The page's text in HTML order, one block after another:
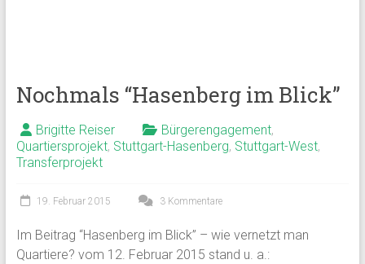
Nochmals “Hasenberg im Blick”
Brigitte Reiser Bürgerengagement,
Quartiersprojekt, Stuttgart-Hasenberg, Stuttgart-West,
Transferprojekt
19. Februar 2015 3 Kommentare
Im Beitrag “Hasenberg im Blick” – wie vernetzt man
Quartiere? vom 12. Februar 2015 stand u. a.: